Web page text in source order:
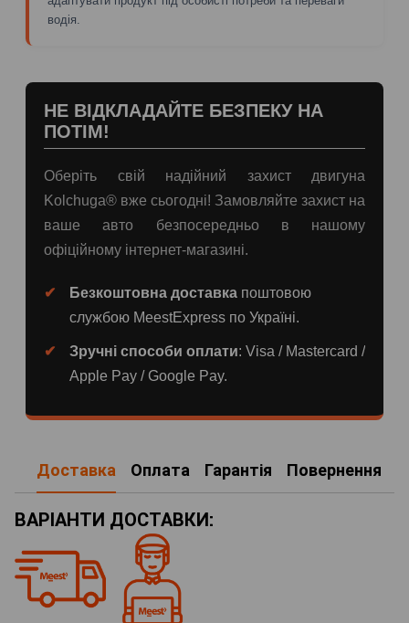
водія.
НЕ ВІДКЛАДАЙТЕ БЕЗПЕКУ НА
ПОТІМ!
Оберіть свій надійний захист двигуна
Kolchuga® вже сьогодні! Замовляйте захист на
ваше авто безпосередньо в нашому
офіційному інтернет-магазині.
Безкоштовна доставка поштовою
службою MeestExpress по Україні.
Зручні способи оплати: Visa / Mastercard /
Apple Pay / Google Pay.
Доставка Оплата Гарантія Повернення
ВАРІАНТИ ДОСТАВКИ: